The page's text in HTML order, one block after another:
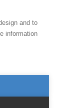
and to
information